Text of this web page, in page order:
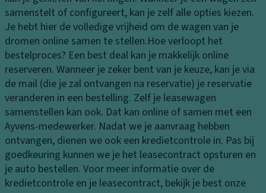
K
o
pl
a
m
p
e
n
K
o
pl
a
M
a
k
e-
u
p
s
pi
e
g
el
P
a
d
ru
i
m
t
e
A
a
n
d
rij
vi
samenstelt of configureert, kan je zelf alle opties kiezen.
Je hebt hier de volledige vrijheid om de wagen van je
dromen online samen te stellen.Hoe verloopt het
bestelproces? Een best deal kan je makkelijk online
reserveren. Wanneer je zeker bent van je keuze, kan je via
de mail (die je zal ontvangen na reservatie) je reservatie
veranderen in een bestelling. Zelf je leasewagen
samenstellen kan ook. Dat kan online of samen met een
Ayvens-medewerker. Nadat we je aanvraag hebben
ontvangen, dienen we ook een kredietcontrole in. Pas bij
goedkeuring kunnen we je het leasecontract opsturen en
je auto bestellen. Voor meer informatie over de
kredietcontrole en je leasecontract, bekijk je best onze